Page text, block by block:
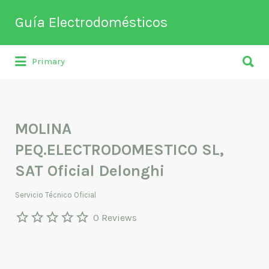
Guía Electrodomésticos
Directorio de empresas relacionadas
Buscar
por:
Primary
por:
MOLINA
PEQ.ELECTRODOMESTICO SL,
SAT Oficial Delonghi
Servicio Técnico Oficial
0 Reviews